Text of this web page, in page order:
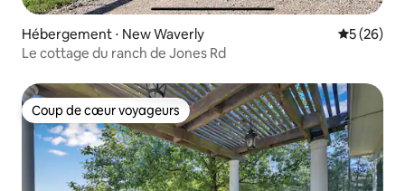
Hébergement ⋅ New Waverly
5 (26)
Le cottage du ranch de Jones Rd
Coup de cœur voyageurs
Coup de cœur voyageurs